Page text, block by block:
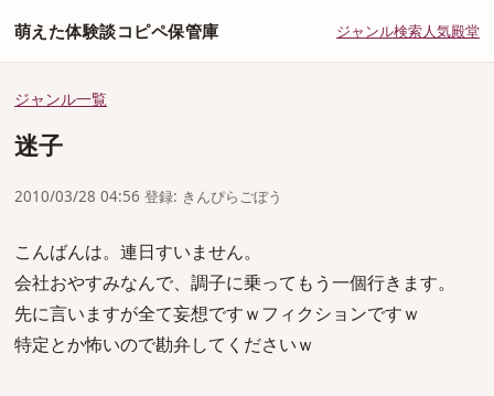
萌えた体験談コピペ保管庫 ジャンル検索人気殿堂
ジャンル一覧
迷子
2010/03/28 04:56 登録: きんぴらごぼう
こんばんは。連日すいません。
会社おやすみなんで、調子に乗ってもう一個行きます。
先に言いますが全て妄想ですｗフィクションですｗ
特定とか怖いので勘弁してくださいｗ